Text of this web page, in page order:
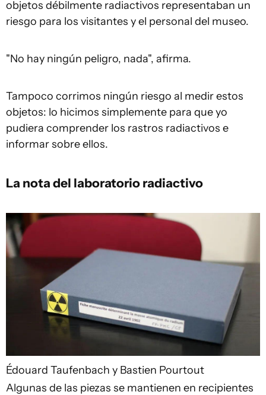
objetos débilmente radiactivos representaban un
riesgo para los visitantes y el personal del museo.
"No hay ningún peligro, nada", afirma.
Tampoco corrimos ningún riesgo al medir estos
objetos: lo hicimos simplemente para que yo
pudiera comprender los rastros radiactivos e
informar sobre ellos.
La nota del laboratorio radiactivo
Édouard Taufenbach y Bastien Pourtout
Algunas de las piezas se mantienen en recipientes